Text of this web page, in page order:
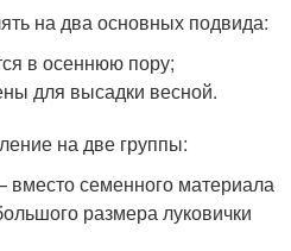
на два основных подвида:
в осеннюю пору;
для высадки весной.
на две группы:
вместо семенного материала
размера луковички